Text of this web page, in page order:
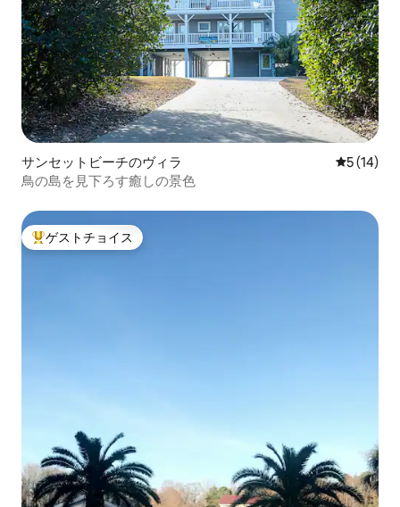
サンセットビーチのヴィラ レビュー
5 (14)
鳥の島を見下ろす癒しの景色
大好評のゲストチョイスです。
ゲストチョイス